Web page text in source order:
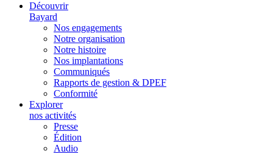
Découvrir
Bayard
Nos engagements
Notre organisation
Notre histoire
Nos implantations
Communiqués
Rapports de gestion & DPEF
Conformité
Explorer
nos activités
Presse
Édition
Audio